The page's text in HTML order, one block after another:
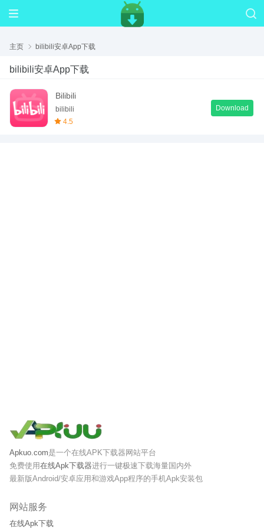
主页 bilibili安卓App下载
bilibili安卓App下载
Bilibili
bilibili
4.5
Download
Apkuo.com是一个在线APK下载器网站平台
免费使用在线Apk下载器进行一键极速下载海量国内外
最新版Android/安卓应用和游戏App程序的手机Apk安装包
网站服务
在线Apk下载